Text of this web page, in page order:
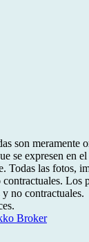
son meramente
se expresen en
Todas las fotos,
Los
no contractuales.
Broker